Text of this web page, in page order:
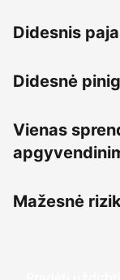
Didesnis
Didesnė
Vienas
Mažesnė